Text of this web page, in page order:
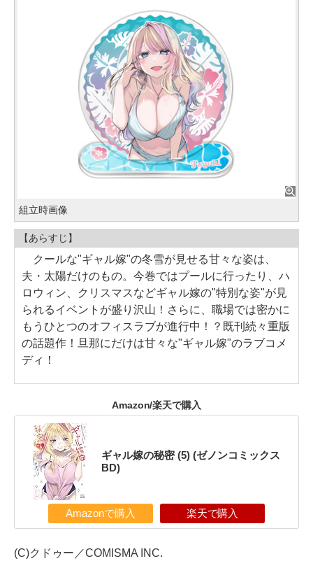
組立時画像
【あらすじ】
クールな"ギャル嫁"の冬雪が見せる甘々な姿は、
夫・太陽だけのもの。今巻ではプールに行ったり、ハ
ロウィン、クリスマスなどギャル嫁の"特別な姿"が見
られるイベントが盛り沢山！さらに、職場では密かに
もうひとつのオフィスラブが進行中！？既刊続々重版
の話題作！旦那にだけは甘々な"ギャル嫁"のラブコメ
ディ！
Amazon/楽天で購入
ギャル嫁の秘密 (5) (ゼノンコミックス
BD)
Amazonで購入 楽天で購入
(C)クドゥー／COMISMA INC.